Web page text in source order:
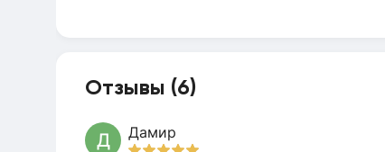
Отзывы (6)
Д Дамир